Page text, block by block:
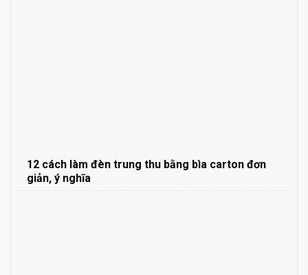
12 cách làm đèn trung thu bằng bìa carton đơn
giản, ý nghĩa